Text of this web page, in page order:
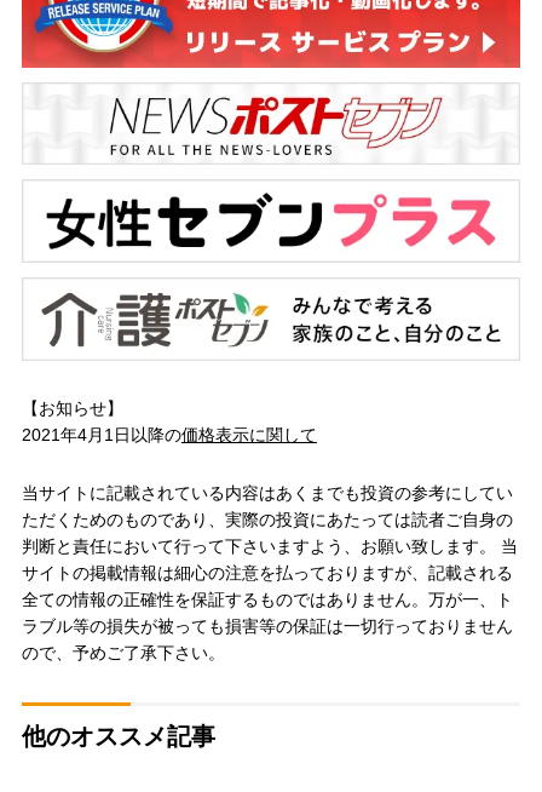
【お知らせ】
2021年4月1日以降の価格表示に関して
当サイトに記載されている内容はあくまでも投資の参考にしてい
ただくためのものであり、実際の投資にあたっては読者ご自身の
判断と責任において行って下さいますよう、お願い致します。 当
サイトの掲載情報は細心の注意を払っておりますが、記載される
全ての情報の正確性を保証するものではありません。万が一、ト
ラブル等の損失が被っても損害等の保証は一切行っておりません
ので、予めご了承下さい。
他のオススメ記事